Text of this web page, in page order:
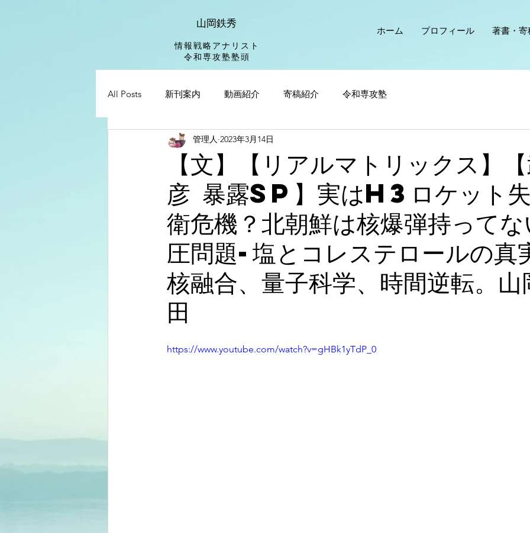
山岡鉄秀
情報戦略アナリスト
​令和専攻塾塾頭
ホーム プロフィール 著書・寄
All Posts 新刊案内 動画紹介 寄稿紹介 令和専攻塾
【文】【リアルマトリックス】
彦 暴露SP】実はH3ロケット
衛危機？北朝鮮は核爆弾持って
圧問題-塩とコレステロールの
核融合、量子科学、時間逆転。
田
管理人 2023年3月14日
https://www.youtube.com/watch?v=gHBk1yTdP_0